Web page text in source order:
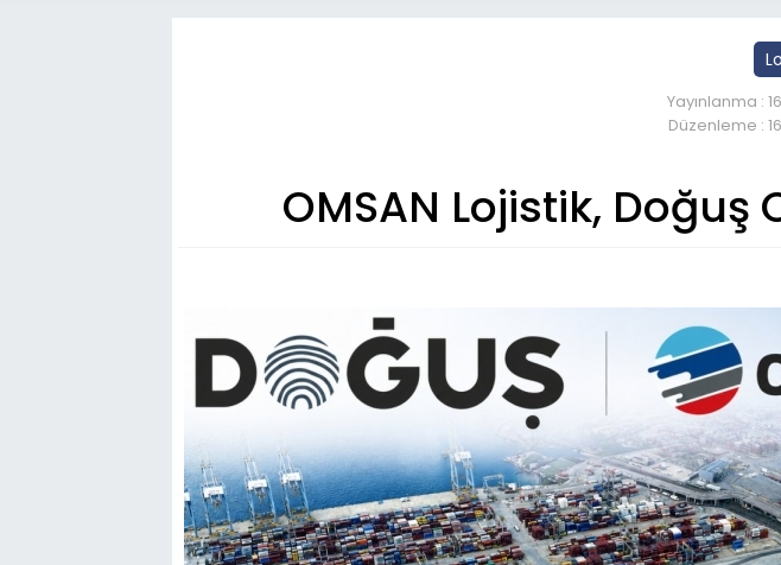
Yayınlanma :
Düzenleme :
OMSAN Lojistik,